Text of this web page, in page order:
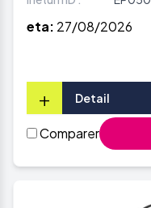
eta: 27/08/2026
+ Detail
Comparer